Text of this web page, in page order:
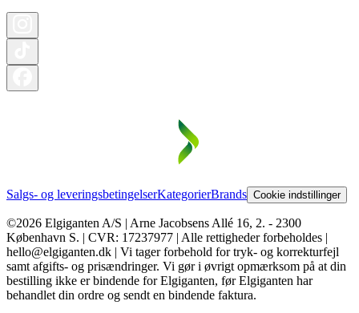
Salgs- og leveringsbetingelserKategorierBrands Cookie indstillinger
©2026 Elgiganten A/S | Arne Jacobsens Allé 16, 2. - 2300
København S. | CVR: 17237977 | Alle rettigheder forbeholdes |
hello@elgiganten.dk | Vi tager forbehold for tryk- og korrekturfejl
samt afgifts- og prisændringer. Vi gør i øvrigt opmærksom på at din
bestilling ikke er bindende for Elgiganten, før Elgiganten har
behandlet din ordre og sendt en bindende faktura.